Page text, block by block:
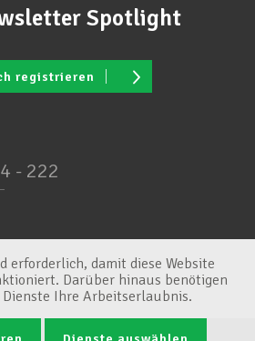
Spotlight
registrieren
- 222
erforderlich, damit diese Website
Darüber hinaus benötigen
Ihre Arbeitserlaubnis.